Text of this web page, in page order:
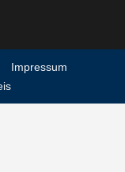
Impressum